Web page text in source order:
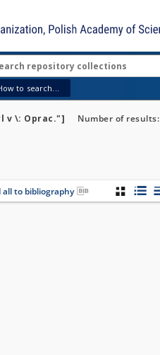
to search...
v \: Oprac."] Number of results:
all to bibliography